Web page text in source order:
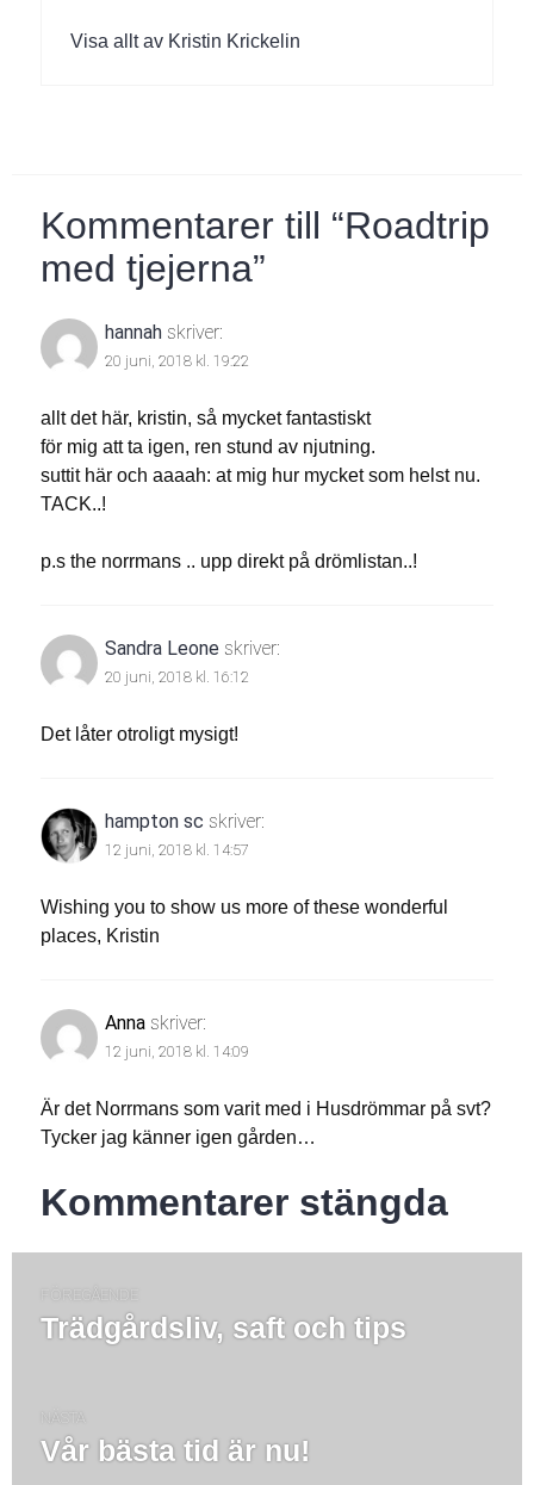
Visa allt av Kristin Krickelin
Kommentarer till “Roadtrip
med tjejerna”
hannah skriver:
20 juni, 2018 kl. 19:22
allt det här, kristin, så mycket fantastiskt
för mig att ta igen, ren stund av njutning.
suttit här och aaaah: at mig hur mycket som helst nu.
TACK..!
p.s the norrmans .. upp direkt på drömlistan..!
Sandra Leone skriver:
20 juni, 2018 kl. 16:12
Det låter otroligt mysigt!
hampton sc skriver:
12 juni, 2018 kl. 14:57
Wishing you to show us more of these wonderful
places, Kristin
Anna skriver:
12 juni, 2018 kl. 14:09
Är det Norrmans som varit med i Husdrömmar på svt?
Tycker jag känner igen gården…
Kommentarer stängda
FÖREGÅENDE
Föregående
Trädgårdsliv, saft och tips
Nästa
Vår bästa tid är nu!